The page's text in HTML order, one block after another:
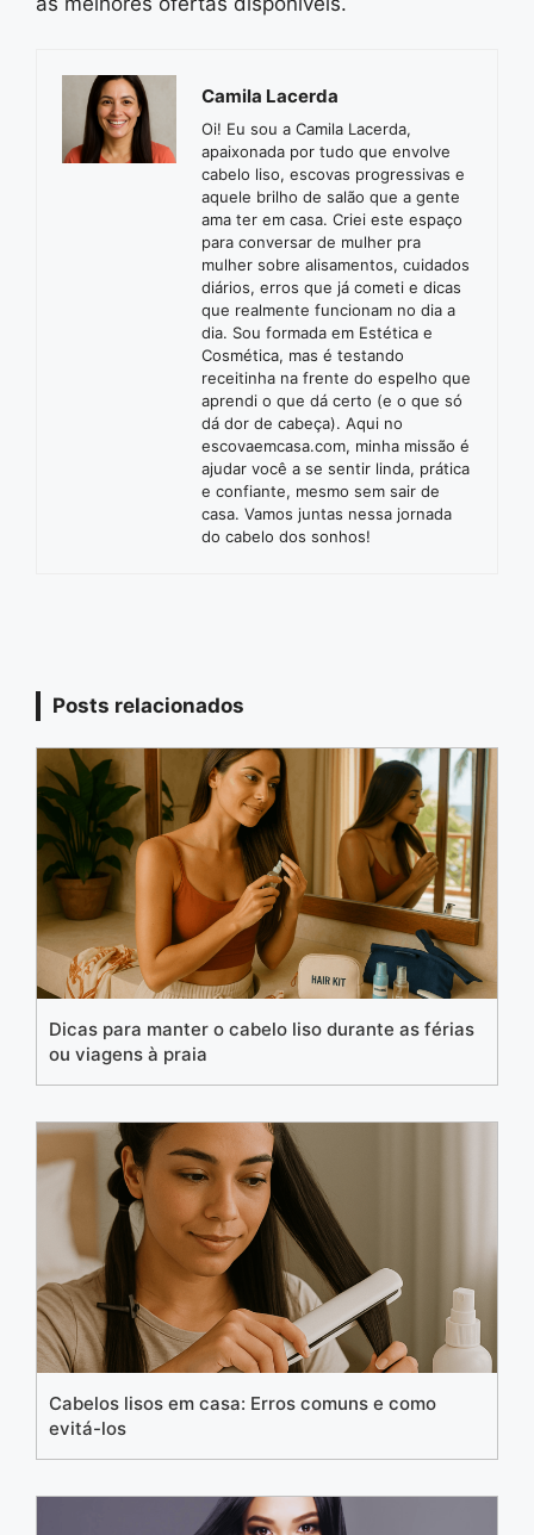
Camila Lacerda
Oi! Eu sou a Camila Lacerda,
apaixonada por tudo que envolve
cabelo liso, escovas progressivas e
aquele brilho de salão que a gente
ama ter em casa. Criei este espaço
para conversar de mulher pra
mulher sobre alisamentos, cuidados
diários, erros que já cometi e dicas
que realmente funcionam no dia a
dia. Sou formada em Estética e
Cosmética, mas é testando
receitinha na frente do espelho que
aprendi o que dá certo (e o que só
dá dor de cabeça). Aqui no
escovaemcasa.com, minha missão é
ajudar você a se sentir linda, prática
e confiante, mesmo sem sair de
casa. Vamos juntas nessa jornada
do cabelo dos sonhos!
Posts relacionados
Dicas para manter o cabelo liso durante as férias
ou viagens à praia
Cabelos lisos em casa: Erros comuns e como
evitá-los